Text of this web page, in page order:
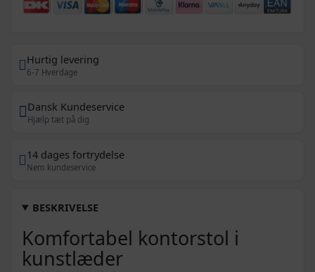
Hurtig levering
6-7 Hverdage
Dansk Kundeservice
Hjælp tæt på dig
14 dages fortrydelse
Nem kundeservice
BESKRIVELSE
Komfortabel kontorstol i
kunstlæder